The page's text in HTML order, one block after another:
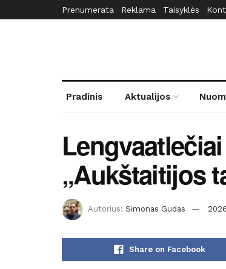
Prenumerata Reklama Taisyklės
Pradinis Aktualijos
„Aukštaitijos
Autorius: Simonas Gudas
Share on Facebook